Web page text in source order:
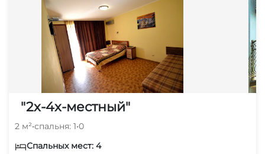
"2х-4х-местный"
2 м²•спальня: 1•0
Спальных мест: 4